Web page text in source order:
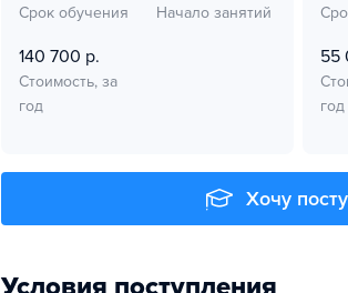
Срок обучения Начало занятий
140 700 р.
Стоимость, за
год
55
год
Хочу